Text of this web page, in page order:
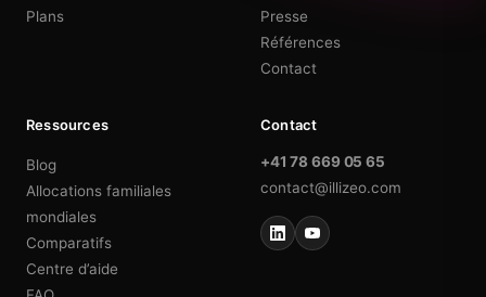
Plans
Presse
Références
Contact
Ressources
Blog
Allocations familiales
mondiales
Comparatifs
Centre d’aide
Contact
+41 78 669 05 65
contact@illizeo.com